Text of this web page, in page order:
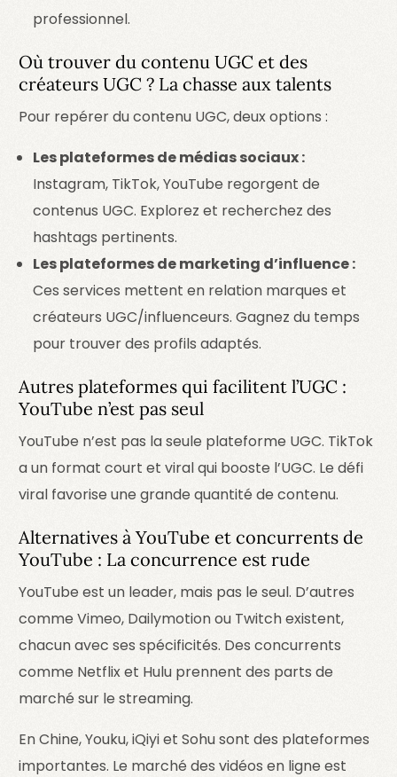
professionnel.
Où trouver du contenu UGC et des
créateurs UGC ? La chasse aux talents
Pour repérer du contenu UGC, deux options :
Les plateformes de médias sociaux :
Instagram, TikTok, YouTube regorgent de
contenus UGC. Explorez et recherchez des
hashtags pertinents.
Les plateformes de marketing d’influence :
Ces services mettent en relation marques et
créateurs UGC/influenceurs. Gagnez du temps
pour trouver des profils adaptés.
Autres plateformes qui facilitent l’UGC :
YouTube n’est pas seul
YouTube n’est pas la seule plateforme UGC. TikTok
a un format court et viral qui booste l’UGC. Le défi
viral favorise une grande quantité de contenu.
Alternatives à YouTube et concurrents de
YouTube : La concurrence est rude
YouTube est un leader, mais pas le seul. D’autres
comme Vimeo, Dailymotion ou Twitch existent,
chacun avec ses spécificités. Des concurrents
comme Netflix et Hulu prennent des parts de
marché sur le streaming.
En Chine, Youku, iQiyi et Sohu sont des plateformes
importantes. Le marché des vidéos en ligne est